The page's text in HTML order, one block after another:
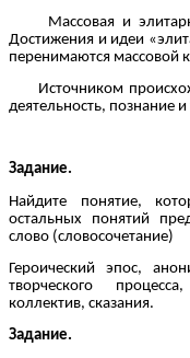
Массовая и
Достижения и идеи
перенимаются массовой
Источником
деятельность, познание и
Задание.
Найдите понятие,
остальных понятий
слово (словосочетание)
Героический эпос,
творческого
коллектив, сказания.
Задание.